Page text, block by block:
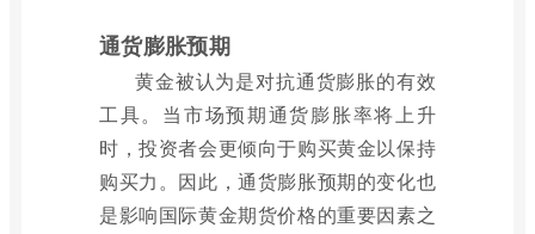
通货膨胀预期
黄金被认为是对抗通货膨胀的有效
工具。当市场预期通货膨胀率将上升
时，投资者会更倾向于购买黄金以保持
购买力。因此，通货膨胀预期的变化也
是影响国际黄金期货价格的重要因素之